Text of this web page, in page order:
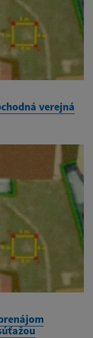
verejná